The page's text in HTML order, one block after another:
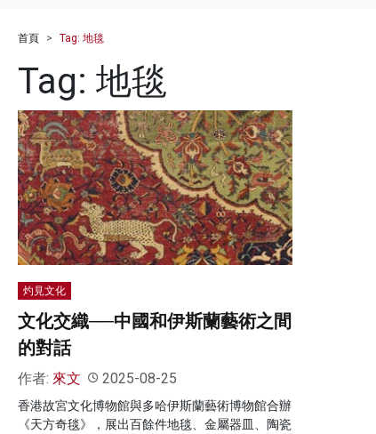
首頁 Tag: 地毯
Tag: 地毯
灼見文化
文化交織──中國和伊斯蘭藝術之間
的對話
作者: 來文 2025-08-25
香港故宮文化博物館與多哈伊斯蘭藝術博物館合辦
《天方奇毯》，展出百餘件地毯、金屬器皿、陶瓷